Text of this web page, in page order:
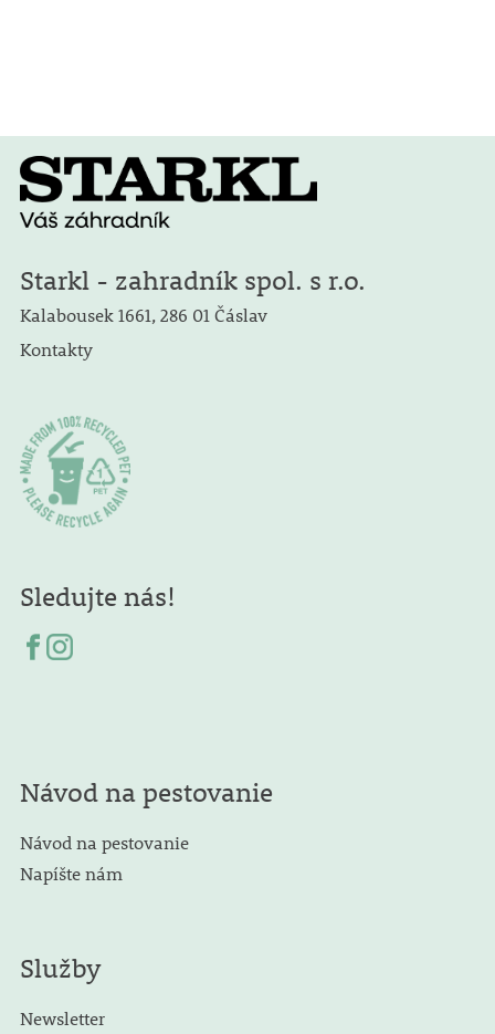
Starkl - zahradník spol. s r.o.
Kalabousek 1661, 286 01 Čáslav
Kontakty
Sledujte nás!
Návod na pestovanie
Návod na pestovanie
Napíšte nám
Služby
Newsletter